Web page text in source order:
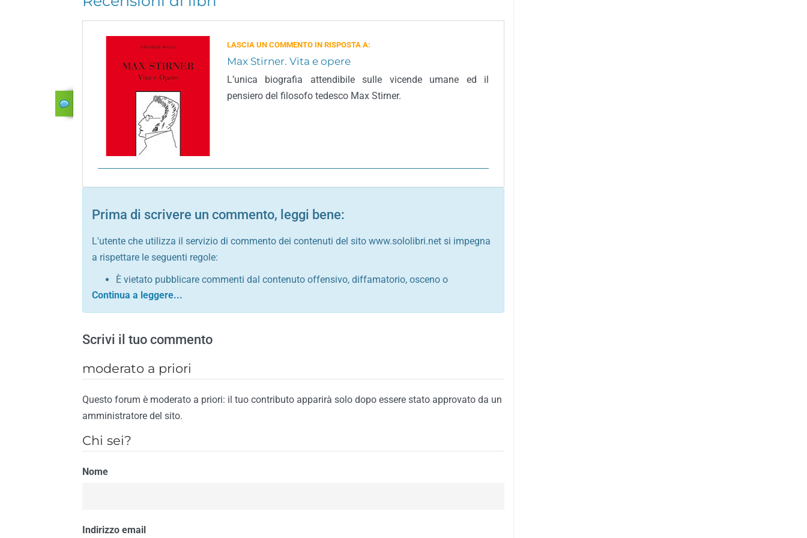
LASCIA UN COMMENTO IN RISPOSTA A:
Max Stirner. Vita e opere
L’unica biografia attendibile sulle vicende umane ed il
pensiero del filosofo tedesco Max Stirner.
Prima di scrivere un commento, leggi bene:
L'utente che utilizza il servizio di commento dei contenuti del sito www.sololibri.net si impegna
a rispettare le seguenti regole:
È vietato pubblicare commenti dal contenuto offensivo, diffamatorio, osceno o
comunque contrario alle leggi dello Stato italiano e di quelle internazionali
Sono vietati commenti in tono sacrilego, sarcastico, denigratorio e sbeffeggiatorio
È vietato pubblicare commenti contrari al rispetto dell'ordine pubblico
È vietato pubblicare commenti lesivi della privacy di qualsiasi cittadino
È vietato pubblicare commenti razzisti nei confronti di qualsiasi razza, popolo, cultura,
religione
È vietato pubblicare commenti contrari al rispetto del buon costume o contenenti
È vietato pubblicare commenti inerenti propaganda politica, di partito o di fazione, che
Il riscontro della violazione anche di una sola delle regole precedenti comporterà la non
Scrivi il tuo commento
moderato a priori
Questo forum è moderato a priori: il tuo contributo apparirà solo dopo essere stato approvato da un
amministratore del sito.
Chi sei?
Nome
Indirizzo email